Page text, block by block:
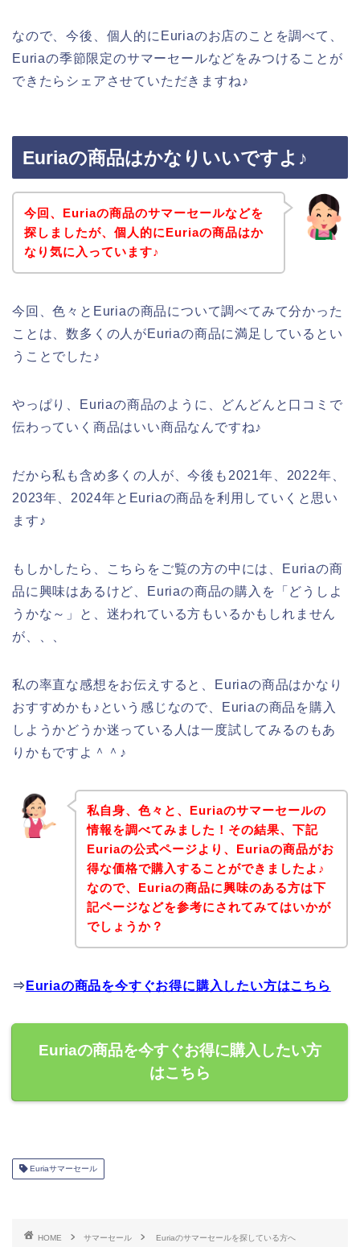
なので、今後、個人的にEuriaのお店のことを調べて、
Euriaの季節限定のサマーセールなどをみつけることが
できたらシェアさせていただきますね♪
Euriaの商品はかなりいいですよ♪
今回、Euriaの商品のサマーセールなどを
探しましたが、個人的にEuriaの商品はか
なり気に入っています♪
今回、色々とEuriaの商品について調べてみて分かった
ことは、数多くの人がEuriaの商品に満足しているとい
うことでした♪
やっぱり、Euriaの商品のように、どんどんと口コミで
伝わっていく商品はいい商品なんですね♪
だから私も含め多くの人が、今後も2021年、2022年、
2023年、2024年とEuriaの商品を利用していくと思い
ます♪
もしかしたら、こちらをご覧の方の中には、Euriaの商
品に興味はあるけど、Euriaの商品の購入を「どうしよ
うかな～」と、迷われている方もいるかもしれません
が、、、
私の率直な感想をお伝えすると、Euriaの商品はかなり
おすすめかも♪という感じなので、Euriaの商品を購入
しようかどうか迷っている人は一度試してみるのもあ
りかもですよ＾＾♪
私自身、色々と、Euriaのサマーセールの
情報を調べてみました！その結果、下記
Euriaの公式ページより、Euriaの商品がお
得な価格で購入することができましたよ♪
なので、Euriaの商品に興味のある方は下
記ページなどを参考にされてみてはいかが
でしょうか？
⇒ Euriaの商品を今すぐお得に購入したい方はこちら
Euriaの商品を今すぐお得に購入したい方
はこちら
Euriaサマーセール
HOME サマーセール Euriaのサマーセールを探している方へ